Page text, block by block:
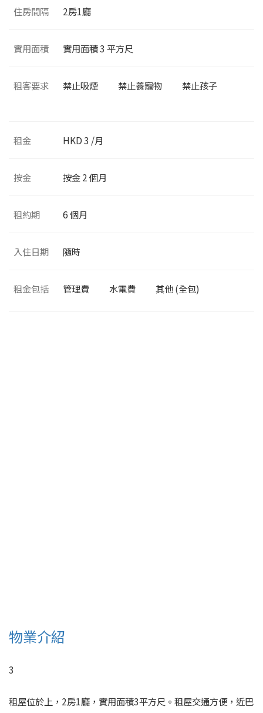
住房間隔 2房1廳
實用面積 實用面積3 平方尺
租客要求 禁止吸煙 禁止養寵物 禁止孩子
租金 HKD 3 /月
按金 按金 2 個月
租約期 6 個月
入住日期 隨時
租金包括 管理費 水電費 其他 (全包)
物業介紹
3
租屋位於上，2房1廳，實用面積3平方尺。租屋交通方便，近巴